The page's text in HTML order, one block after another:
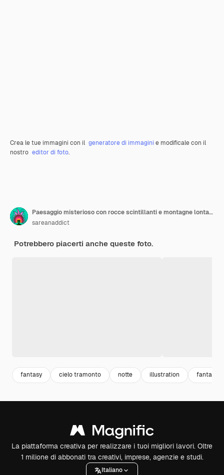
Crea le tue immagini con il generatore di immagini e modificale con il
nostro editor di foto.
Paesaggio misterioso con rocce scintillanti e montagne lontane
sareanaddict
Potrebbero piacerti anche queste foto.
fantasy cielo tramonto notte illustration fantasia
La piattaforma creativa per realizzare i tuoi migliori lavori. Oltre
1 milione di abbonati tra creativi, imprese, agenzie e studi.
Italiano